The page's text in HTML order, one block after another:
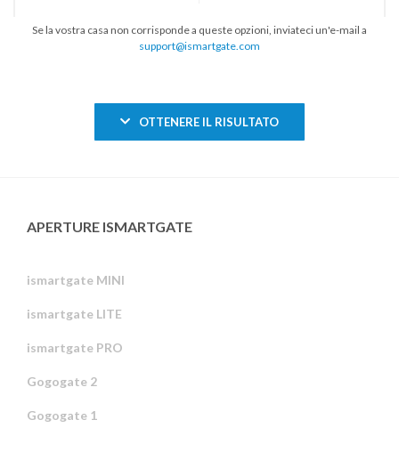
Se la vostra casa non corrisponde a queste opzioni, inviateci un'e-mail a
support@ismartgate.com
OTTENERE IL RISULTATO
APERTURE ISMARTGATE
ismartgate MINI
ismartgate LITE
ismartgate PRO
Gogogate 2
Gogogate 1